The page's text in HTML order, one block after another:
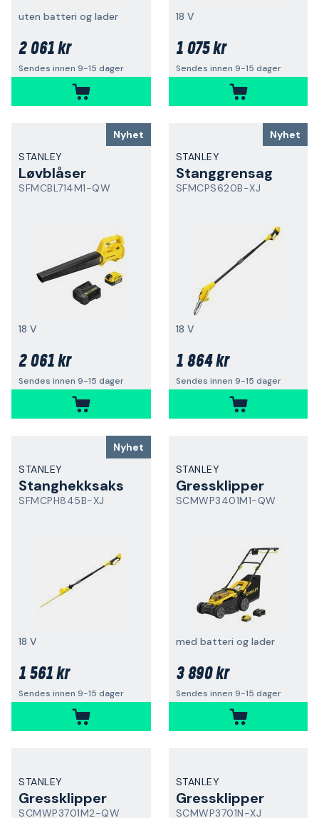
uten batteri og lader
2 061 kr
Sendes innen 9-15 dager
18 V
1 075 kr
Sendes innen 9-15 dager
Nyhet
STANLEY
Løvblåser
SFMCBL714M1-QW
18 V
2 061 kr
Sendes innen 9-15 dager
Nyhet
STANLEY
Stanggrensag
SFMCPS620B-XJ
18 V
1 864 kr
Sendes innen 9-15 dager
Nyhet
STANLEY
Stanghekksaks
SFMCPH845B-XJ
18 V
1 561 kr
Sendes innen 9-15 dager
STANLEY
Gressklipper
SCMWP3401M1-QW
med batteri og lader
3 890 kr
Sendes innen 9-15 dager
STANLEY
Gressklipper
SCMWP3701M2-QW
STANLEY
Gressklipper
SCMWP3701N-XJ